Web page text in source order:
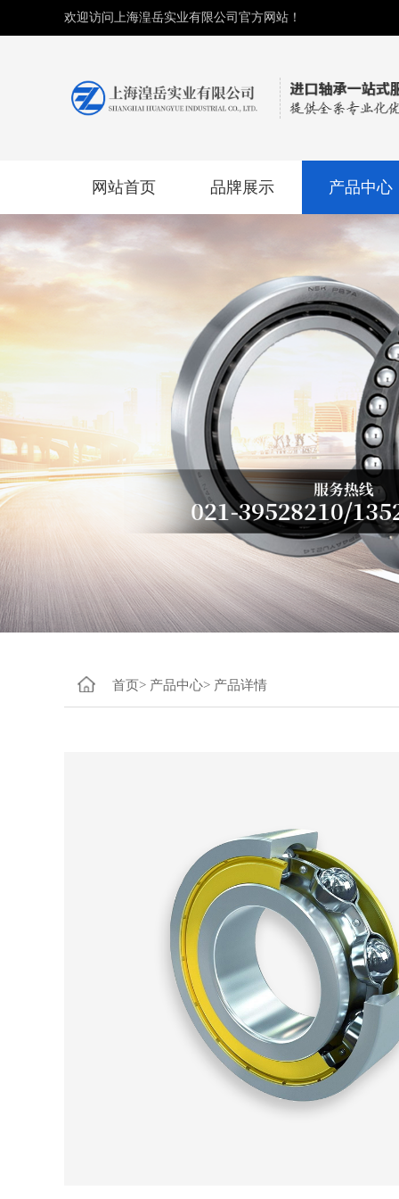
欢迎访问上海湟岳实业有限公司官方网站！
网站首页 品牌展示 产品中心
首页> 产品中心> 产品详情